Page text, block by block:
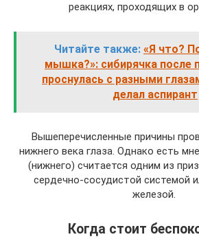
реакциях, проходящих в
Читайте также: «Я что?
мышка?»: сибирячка после
проснулась с разными
делал аспирант
Вышеперечисленные причины
нижнего века глаза. Однако есть
(нижнего) считается одним из
сердечно-сосудистой системой
железой.
Когда стоит